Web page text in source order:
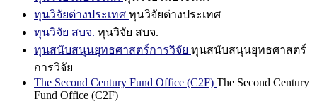
ทุนวิจัยต่างประเทศ ทุนวิจัยต่างประเทศ
ทุนวิจัย สบจ. ทุนวิจัย สบจ.
ทุนสนับสนุนยุทธศาสตร์การวิจัย ทุนสนับสนุนยุทธศาสตร์
การวิจัย
The Second Century Fund Office (C2F) The Second Century
Fund Office (C2F)